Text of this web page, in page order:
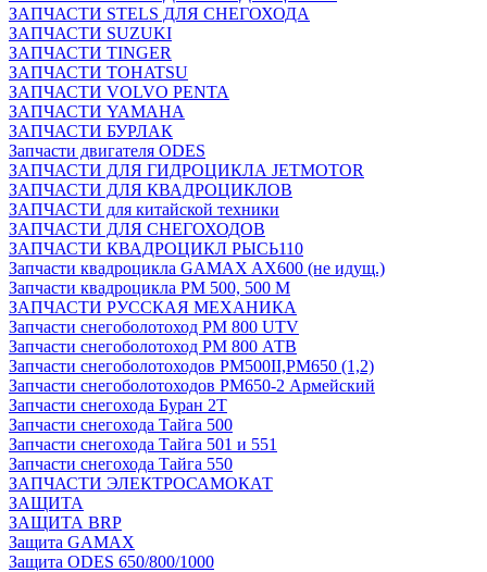
ЗАПЧАСТИ STELS ДЛЯ СНЕГОХОДА
ЗАПЧАСТИ SUZUKI
ЗАПЧАСТИ TINGER
ЗАПЧАСТИ TOHATSU
ЗАПЧАСТИ VOLVO PENTA
ЗАПЧАСТИ YAMAHA
ЗАПЧАСТИ БУРЛАК
Запчасти двигателя ODES
ЗАПЧАСТИ ДЛЯ ГИДРОЦИКЛА JETMOTOR
ЗАПЧАСТИ ДЛЯ КВАДРОЦИКЛОВ
ЗАПЧАСТИ для китайской техники
ЗАПЧАСТИ ДЛЯ СНЕГОХОДОВ
ЗАПЧАСТИ КВАДРОЦИКЛ РЫСЬ110
Запчасти квадроцикла GAMAX AX600 (не идущ.)
Запчасти квадроцикла РМ 500, 500 М
ЗАПЧАСТИ РУССКАЯ МЕХАНИКА
Запчасти снегоболотоход РМ 800 UTV
Запчасти снегоболотоход РМ 800 АТВ
Запчасти снегоболотоходов РМ500II,РМ650 (1,2)
Запчасти снегоболотоходов РМ650-2 Армейский
Запчасти снегохода Буран 2Т
Запчасти снегохода Тайга 500
Запчасти снегохода Тайга 501 и 551
Запчасти снегохода Тайга 550
ЗАПЧАСТИ ЭЛЕКТРОСАМОКАТ
ЗАЩИТА
ЗАЩИТА BRP
Защита GAMAX
Защита ODES 650/800/1000